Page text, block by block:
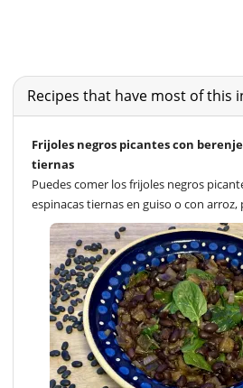
Recipes that have most of this
Frijoles negros picantes con
tiernas
Puedes comer los frijoles negros
espinacas tiernas en guiso o con